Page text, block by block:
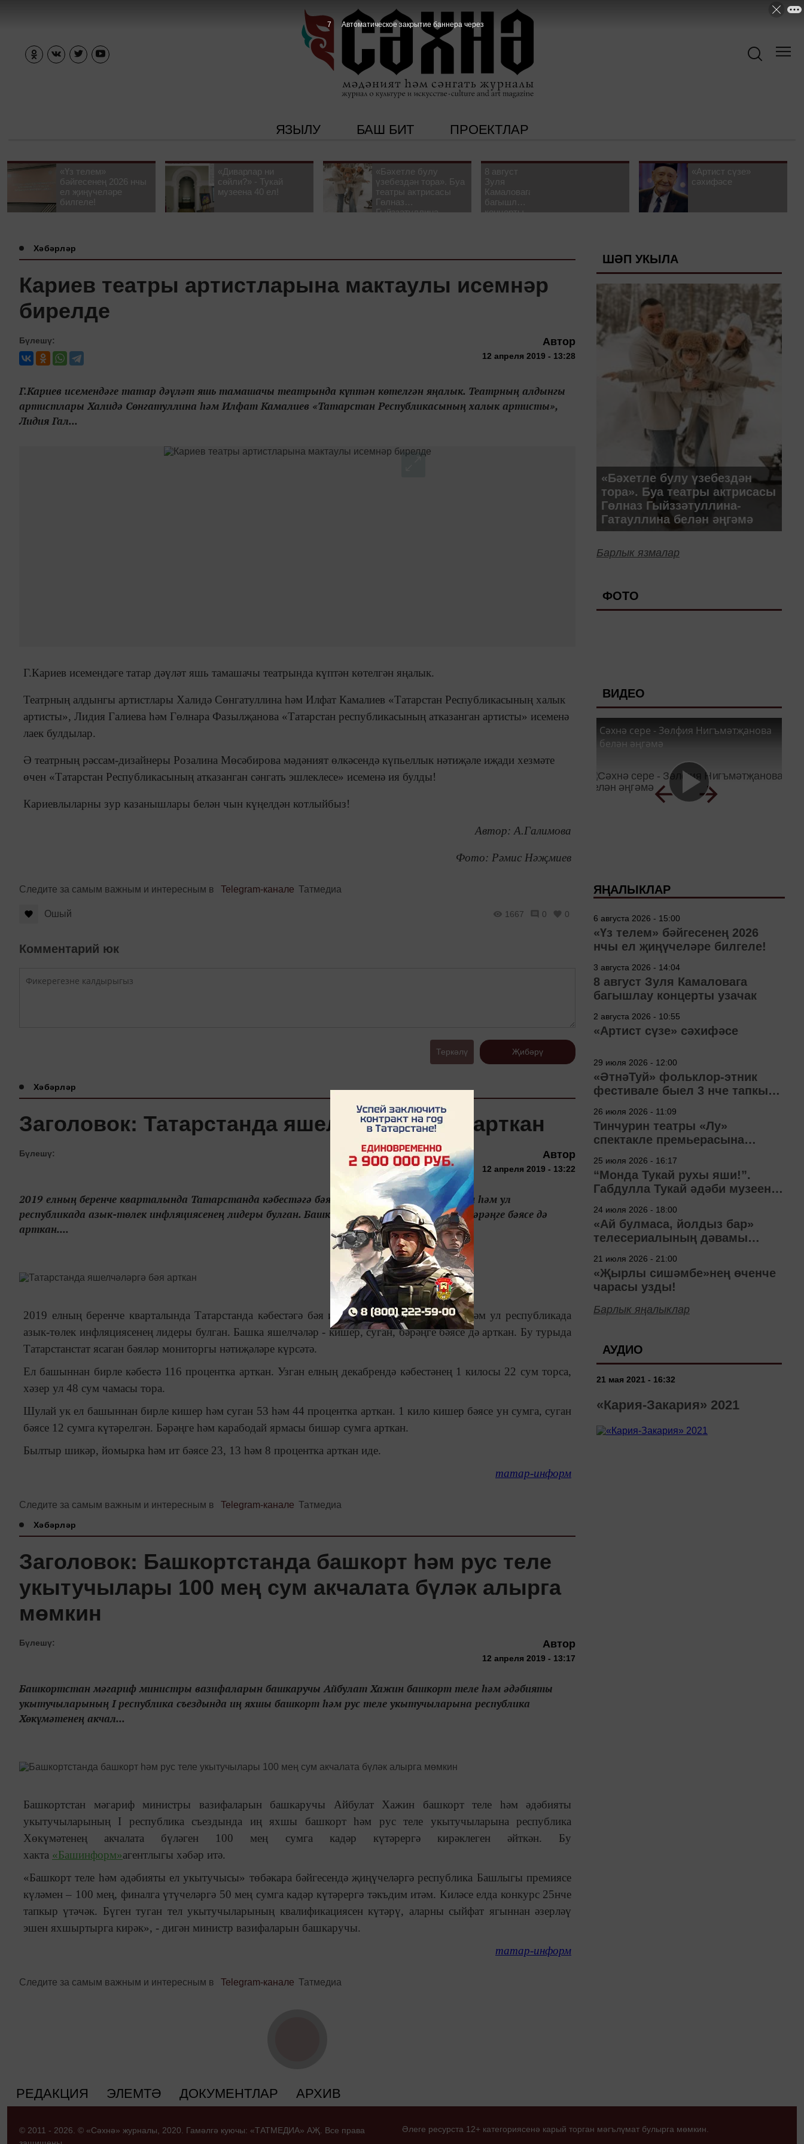
ЯЗЫЛУ БАШ БИТ ПРОЕКТЛАР
«Үз телем»
бәйгесенең 2026 нчы
ел җиңүчеләре
билгеле!
«Диварлар ни
сөйли?» - Тукай
музеена 40 ел!
«Бәхетле булу
үзебездән тора». Буа
театры актрисасы
Гөлназ
Гыйззәтуллина-
8 август
Зуля
Камаловага
багышлау
концерты
«Артист сүзе»
сәхифәсе
Хәбәрләр
Кариев театры артистларына мактаулы исемнәр
бирелде
Бүлешү: Автор
12 апреля 2019 - 13:28
Г.Кариев исемендәге татар дәүләт яшь тамашачы театрында күптән көтелгән яңалык. Театрның алдынгы
артистлары Халидә Сөнгатуллина һәм Илфат Камалиев «Татарстан Республикасының халык артисты»,
Лидия Гал...
Г.Кариев исемендәге татар дәүләт яшь тамашачы театрында күптән көтелгән яңалык.
Театрның алдынгы артистлары Халидә Сөнгатуллина һәм Илфат Камалиев «Татарстан Республикасының халык
артисты», Лидия Галиева һәм Гөлнара Фазылҗанова «Татарстан республикасының атказанган артисты» исеменә
лаек булдылар.
Ә театрның рәссам-дизайнеры Розалина Мөсәбирова мәдәният өлкәсендә күпьеллык нәтиҗәле иҗади хезмәте
өчен «Татарстан Республикасының атказанган сәнгать эшлеклесе» исеменә ия булды!
Кариевлыларны зур казанышлары белән чын күңелдән котлыйбыз!
Автор: А.Галимова
Фото: Рәмис Нәҗмиев
Следите за самым важным и интересным в Telegram-канале Татмедиа
Ошый 1667 0 0
Комментарий юк
Теркәлү Җибәрү
Хәбәрләр
Заголовок: Татарстанда яшелчәләргә бәя арткан
Бүлешү: Автор
12 апреля 2019 - 13:22
2019 елның беренче кварталында Татарстанда кәбестәгә бәя ике тапкыр диярлек арткан һәм ул
республикада азык-төлек инфляциясенең лидеры булган. Башка яшелчәләр - кишер, суган, бәрәңге бәясе дә
арткан....
2019 елның беренче кварталында Татарстанда кәбестәгә бәя ике тапкыр диярлек арткан һәм ул республикада
азык-төлек инфляциясенең лидеры булган. Башка яшелчәләр - кишер, суган, бәрәңге бәясе дә арткан. Бу турыда
Татарстанстат ясаган бәяләр мониторгы нәтиҗәләре күрсәтә.
Ел башыннан бирле кәбестә 116 процентка арткан. Узган елның декабрендә кәбестәнең 1 килосы 22 сум торса,
хәзер ул 48 сум чамасы тора.
Шулай ук ел башыннан бирле кишер һәм суган 53 һәм 44 процентка арткан. 1 кило кишер бәясе ун сумга, суган
бәясе 12 сумга күтәрелгән. Бәрәңге һәм карабодай ярмасы бишәр сумга арткан.
Былтыр шикәр, йомырка һәм ит бәясе 23, 13 һәм 8 процентка арткан иде.
татар-информ
Следите за самым важным и интересным в Telegram-канале Татмедиа
Хәбәрләр
Заголовок: Башкортстанда башкорт һәм рус теле
укытучылары 100 мең сум акчалата бүләк алырга
мөмкин
Бүлешү: Автор
12 апреля 2019 - 13:17
Башкортстан мәгариф министры вазифаларын башкаручы Айбулат Хажин башкорт теле һәм әдәбияты
укытучыларының I республика съездында иң яхшы башкорт һәм рус теле укытучыларына республика
Хөкүмәтенең акчал...
Башкортстан мәгариф министры вазифаларын башкаручы Айбулат Хажин башкорт теле һәм әдәбияты
укытучыларының I республика съездында иң яхшы башкорт һәм рус теле укытучыларына республика
Хөкүмәтенең акчалата бүләген 100 мең сумга кадәр күтәрергә кирәклеген әйткән. Бу
хакта «Башинформ»агентлыгы хәбәр итә.
«Башкорт теле һәм әдәбияты ел укытучысы» төбәкара бәйгесендә җиңүчеләргә республика Башлыгы премиясе
күләмен – 100 мең, финалга үтүчеләргә 50 мең сумга кадәр күтәрергә тәкъдим итәм. Киләсе елда конкурс 25нче
тапкыр үтәчәк. Бүген туган тел укытучыларының квалификациясен күтәрү, аларны сыйфат ягыннан әзерләү
эшен яхшыртырга кирәк», - дигән министр вазифаларын башкаручы.
татар-информ
Следите за самым важным и интересным в Telegram-канале Татмедиа
ШӘП УКЫЛА
«Бәхетле булу үзебездән
тора». Буа театры актрисасы
Гөлназ Гыйззәтуллина-
Гатауллина белән әңгәмә
Барлык язмалар
ФОТО
ВИДЕО
Сәхнә сере - Зөлфия Нигъмәтҗанова
белән әңгәмә
ЯҢАЛЫКЛАР
6 августа 2026 - 15:00
«Үз телем» бәйгесенең 2026
нчы ел җиңүчеләре билгеле!
3 августа 2026 - 14:04
8 август Зуля Камаловага
багышлау концерты узачак
2 августа 2026 - 10:55
«Артист сүзе» сәхифәсе
29 июля 2026 - 12:00
«ӘтнәТуй» фольклор-этник
фестивале быел 3 нче тапкыр
26 июля 2026 - 11:09
Тинчурин театры «Лу»
спектакле премьерасына
25 июля 2026 - 16:17
“Монда Тукай рухы яши!”.
Габдулла Тукай әдәби музеена
24 июля 2026 - 18:00
«Ай булмаса, йолдыз бар»
телесериалының дәвамы
21 июля 2026 - 21:00
«Җырлы сишәмбе»нең өченче
чарасы узды!
Барлык яңалыклар
АУДИО
21 мая 2021 - 16:32
«Кария-Закария» 2021
РЕДАКЦИЯ ЭЛЕМТӘ ДОКУМЕНТЛАР АРХИВ
© 2011 - 2026. © «Сәхнә» журналы, 2020. Гамәлгә куючы: «ТАТМЕДИА» АҖ. Все права
Әлеге ресурста 12+ категориясенә карый торган мәгълүмат булырга мөмкин.
6 Автоматическое закрытие баннера через